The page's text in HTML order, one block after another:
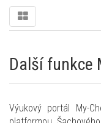
Další funkce
Výukový portál My-